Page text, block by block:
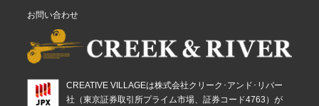
お問い合わせ
CREATIVE VILLAGEは株式会社クリーク･アンド･リバー
社（東京証券取引所プライム市場、証券コード4763）が